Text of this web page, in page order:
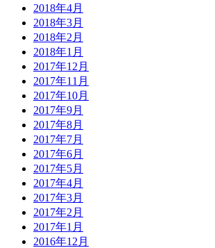
2018年4月
2018年3月
2018年2月
2018年1月
2017年12月
2017年11月
2017年10月
2017年9月
2017年8月
2017年7月
2017年6月
2017年5月
2017年4月
2017年3月
2017年2月
2017年1月
2016年12月